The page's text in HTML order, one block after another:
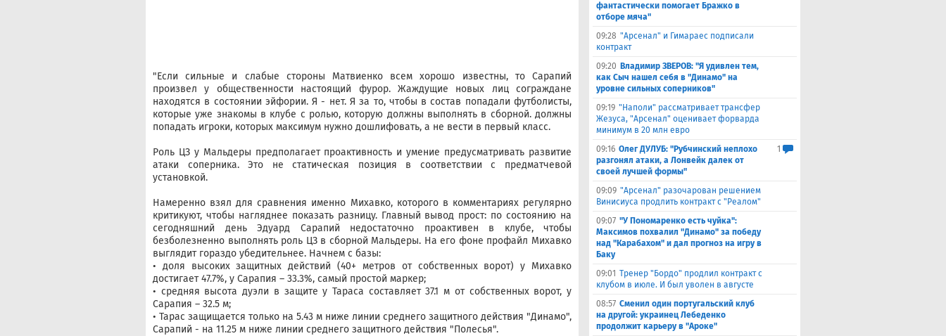
"Если сильные и слабые стороны Матвиенко всем хорошо известны, то Сарапий
произвел у общественности настоящий фурор. Жаждущие новых лиц сограждане
находятся в состоянии эйфории. Я - нет. Я за то, чтобы в состав попадали футболисты,
которые уже знакомы в клубе с ролью, которую должны выполнять в сборной. должны
попадать игроки, которых максимум нужно дошлифовать, а не вести в первый класс.
Роль ЦЗ у Мальдеры предполагает проактивность и умение предусматривать развитие
атаки соперника. Это не статическая позиция в соответствии с предматчевой
установкой.
Намеренно взял для сравнения именно Михавко, которого в комментариях регулярно
критикуют, чтобы нагляднее показать разницу. Главный вывод прост: по состоянию на
сегодняшний день Эдуард Сарапий недостаточно проактивен в клубе, чтобы
безболезненно выполнять роль ЦЗ в сборной Мальдеры. На его фоне профайл Михавко
выглядит гораздо убедительнее. Начнем с базы:
• доля высоких защитных действий (40+ метров от собственных ворот) у Михавко
достигает 47.7%, у Сарапия – 33.3%, самый простой маркер;
• средняя высота дуэли в защите у Тараса составляет 37.1 м от собственных ворот, у
Сарапия – 32.5 м;
• Тарас защищается только на 5.43 м ниже линии среднего защитного действия "Динамо",
Сарапий - на 11.25 м ниже линии среднего защитного действия "Полесья".
фантастически помогает Бражко в
отборе мяча"
09:28 ​"Арсенал" и Гимараес подписали
контракт
09:20 Владимир ЗВЕРОВ: "Я удивлен тем,
как Сыч нашел себя в "Динамо" на
уровне сильных соперников"
09:19 "Наполи" рассматривает трансфер
Жезуса, "Арсенал" оценивает форварда
минимум в 20 млн евро
09:16 Олег ДУЛУБ: "Рубчинский неплохо
разгонял атаки, а Лонвейк далек от
своей лучшей формы"
1
09:09 "Арсенал" разочарован решением
Винисиуса продлить контракт с "Реалом"
09:07 "У Пономаренко есть чуйка":
Максимов похвалил "Динамо" за победу
над "Карабахом" и дал прогноз на игру в
Баку
09:01 Тренер "Бордо" продлил контракт с
клубом в июле. И был уволен в августе
08:57 Сменил один португальский клуб
на другой: украинец Лебеденко
продолжит карьеру в "Ароке"